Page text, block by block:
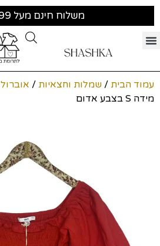
משלוח חינם מעל 199 ש״ח
עמוד הבית / שמלות וחצאיות / אוברול
מידה S בצבע אדום